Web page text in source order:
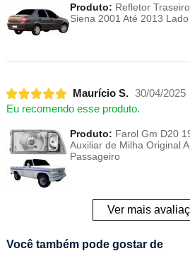
Produto: Refletor
Siena 2001 Até 2013
Maurício S. 30/04/2025
Eu recomendo esse produto.
Produto: Farol Gm D20
Auxiliar de Milha Original
Passageiro
Ver mais
Você também pode gostar de